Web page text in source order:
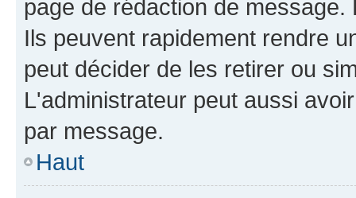
page de rédaction de
Ils peuvent rapidement rendre
peut décider de les retirer ou
L'administrateur peut aussi
par message.
Haut